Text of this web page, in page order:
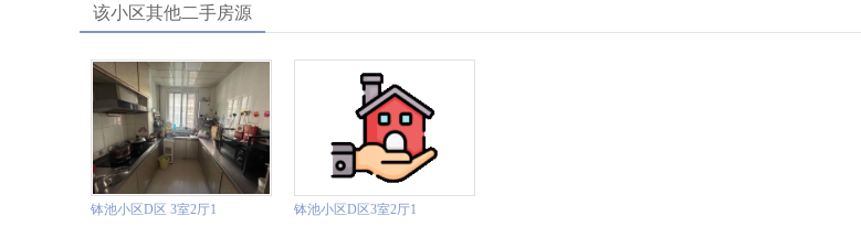
该小区其他二手房源
钵池小区D区 3室2厅1
钵池小区D区3室2厅1